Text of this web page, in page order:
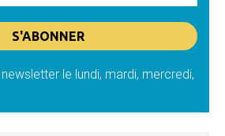
le lundi, mardi, mercredi,